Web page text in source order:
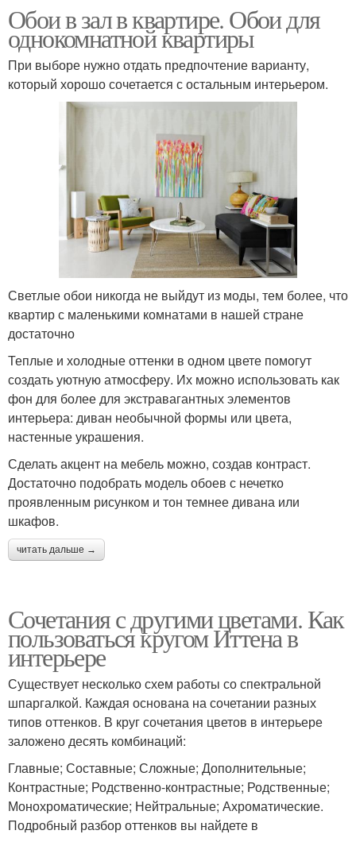
Обои в зал в квартире. Обои для
однокомнатной квартиры
При выборе нужно отдать предпочтение варианту,
который хорошо сочетается с остальным интерьером.
Светлые обои никогда не выйдут из моды, тем более, что
квартир с маленькими комнатами в нашей стране
достаточно
Теплые и холодные оттенки в одном цвете помогут
создать уютную атмосферу. Их можно использовать как
фон для более для экстравагантных элементов
интерьера: диван необычной формы или цвета,
настенные украшения.
Сделать акцент на мебель можно, создав контраст.
Достаточно подобрать модель обоев с нечетко
проявленным рисунком и тон темнее дивана или
шкафов.
читать дальше →
Сочетания с другими цветами. Как
пользоваться кругом Иттена в
интерьере
Существует несколько схем работы со спектральной
шпаргалкой. Каждая основана на сочетании разных
типов оттенков. В круг сочетания цветов в интерьере
заложено десять комбинаций:
Главные; Составные; Сложные; Дополнительные;
Контрастные; Родственно-контрастные; Родственные;
Монохроматические; Нейтральные; Ахроматические.
Подробный разбор оттенков вы найдете в